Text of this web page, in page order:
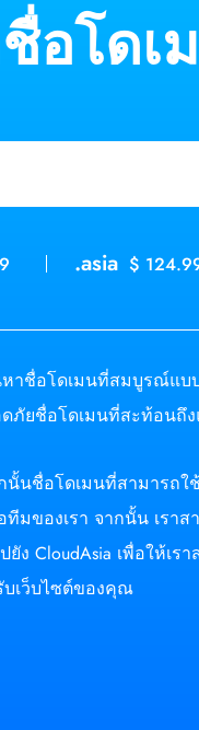
อโดเ
.asia $
าชื่อโดเมนที่สมบูรณ์แ
ยชื่อโดเมนที่สะท้อนถึ
ชื่อโดเมนที่สามารถใ
องเรา จากนั้น เราส
CloudAsia เพื่อให้เร
บเว็บไซต์ของคุณ